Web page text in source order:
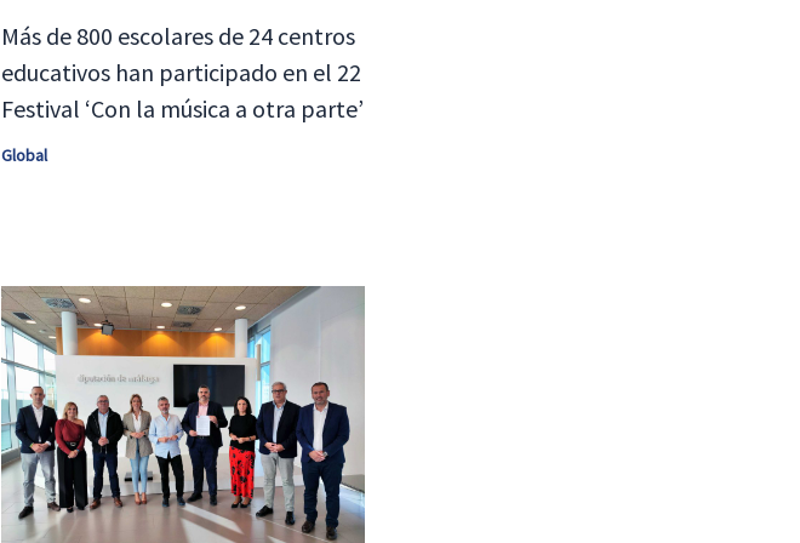
Más de 800 escolares de 24 centros
educativos han participado en el 22
Festival ‘Con la música a otra parte’
Global